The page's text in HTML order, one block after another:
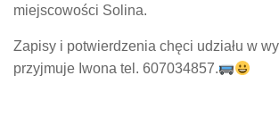
miejscowości Solina.
Zapisy i potwierdzenia chęci udziału w
przyjmuje Iwona tel. 607034857.